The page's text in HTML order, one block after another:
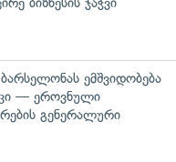
ემშვიდობება
— ეროვნული
გენერალური